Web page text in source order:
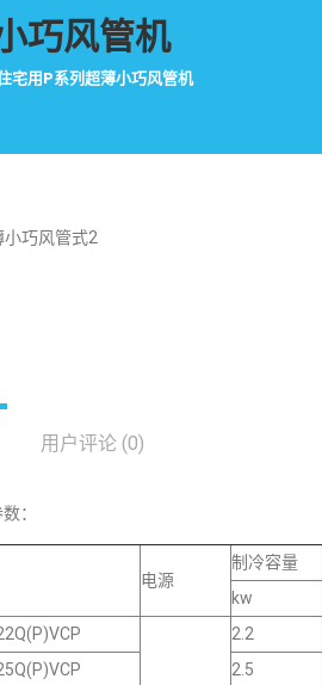
巧风管机
宅用P系列超薄小巧风管机
用户评论 (0)
：
电源
制冷容量
kw
2.2
2.5